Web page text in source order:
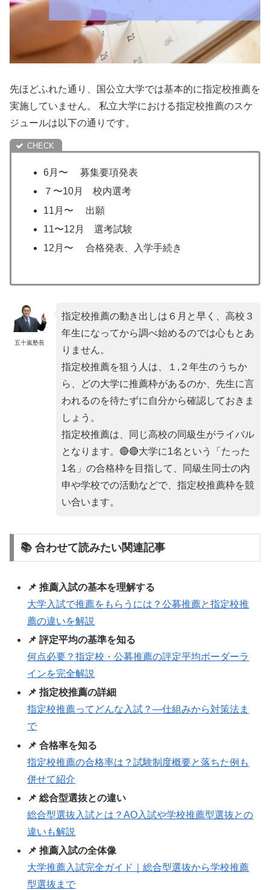
先ほどふれた通り、国公立大学では基本的に指定校推薦を
実施していません。 私立大学における指定校推薦のスケ
ジュールは以下の通りです。
6月〜 募集要項発表
７〜10月 校内選考
11月〜 出願
11〜12月 選考試験
12月〜 合格発表、入学手続き
五十嵐塾長
指定校推薦の動き出しは６月と早く、高校３
年生になってから調べ始めるのでは心もとあ
りません。
指定校推薦を狙う人は、１,２年生のうちか
ら、どの大学に推薦枠があるのか、先生に言
われるのを待たずに自分から確認しておきま
しょう。
指定校推薦は、同じ高校の同級生がライバル
となります。🔴🔴大学に1名という「たった
1名」の合格枠を目指して、同級生同士の内
申や学校での活動などで、指定校推薦枠を競
い合います。
📚 合わせて読みたい関連記事
📌 推薦入試の基本を理解する
大学入試で推薦をもらうには？公募推薦と指定校推
薦の違いを解説
📌 評定平均の基準を知る
何点必要？指定校・公募推薦の評定平均ボーダーラ
インを完全解説
📌 指定校推薦の詳細
指定校推薦ってどんな入試？―仕組みから対策法ま
で
📌 合格率を知る
指定校推薦の合格率は？試験制度概要と落ちた例も
併せて紹介
📌 総合型選抜との違い
総合型選抜入試とは？AO入試や学校推薦型選抜との
違いも解説
📌 推薦入試の全体像
大学推薦入試完全ガイド｜総合型選抜から学校推薦
型選抜まで